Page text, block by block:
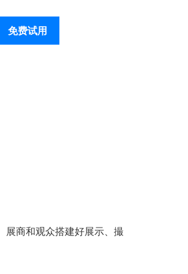
免费试用
展商和观众搭建好展示、撮